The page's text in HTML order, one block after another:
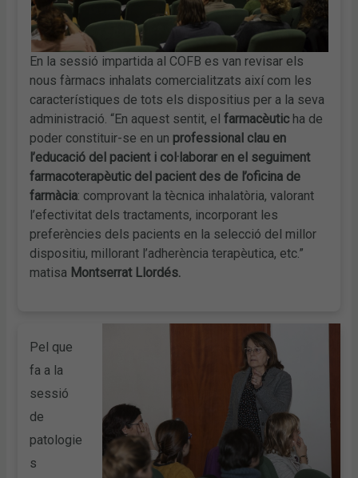
En la sessió impartida al COFB es van revisar els
nous fàrmacs inhalats comercialitzats així com les
característiques de tots els dispositius per a la seva
administració. “En aquest sentit, elfarmacèutic ha de
poder constituir-se en un professional clau en
l’educació del pacient i col·laborar en el seguiment
farmacoterapèutic del pacient des de l’oficina de
farmàcia: comprovant la tècnica inhalatòria, valorant
l’efectivitat dels tractaments, incorporant les
preferències dels pacients en la selecció del millor
dispositiu, millorant l’adherència terapèutica, etc.”
matisa Montserrat Llordés.
Pel que
fa a la
sessió
de
patologie
s